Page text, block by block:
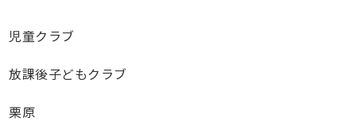
児童クラブ
放課後子どもクラブ
栗原